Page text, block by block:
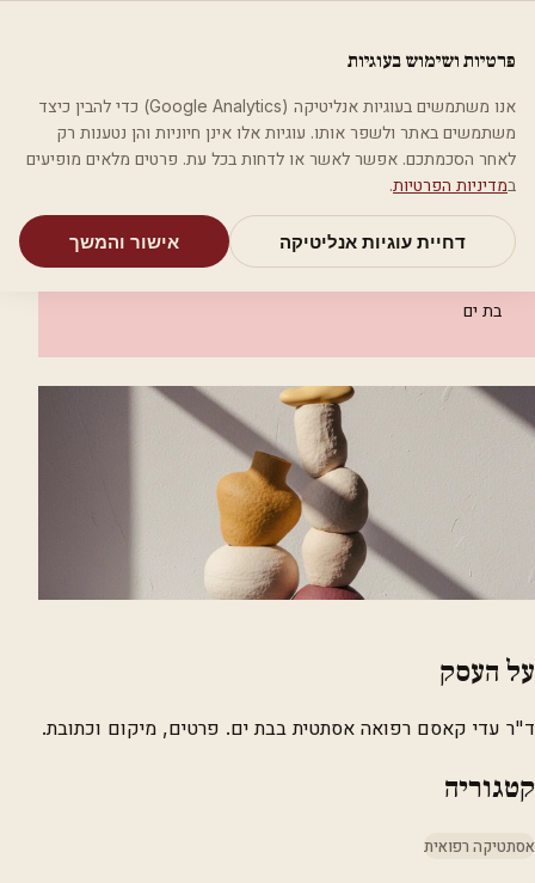
מאמריםקטגוריותחיפושאודות
בית קטגוריות
אסתטיקה רפואית
ד"ר עדי קאסם רפואה אסתטית
ד"ר עדי קאסם רפואה אסתטית
בת ים
על העסק
ד"ר עדי קאסם רפואה אסתטית בבת ים. פרטים, מיקום וכתובת.
קטגוריה
אסתטיקה רפואית
פרטיות ושימוש בעוגיות
אנו משתמשים בעוגיות אנליטיקה (Google Analytics) כדי להבין כיצד
משתמשים באתר ולשפר אותו. עוגיות אלו אינן חיוניות והן נטענות רק
לאחר הסכמתכם. אפשר לאשר או לדחות בכל עת. פרטים מלאים מופיעים
במדיניות הפרטיות.
דחיית עוגיות אנליטיקה אישור והמשך